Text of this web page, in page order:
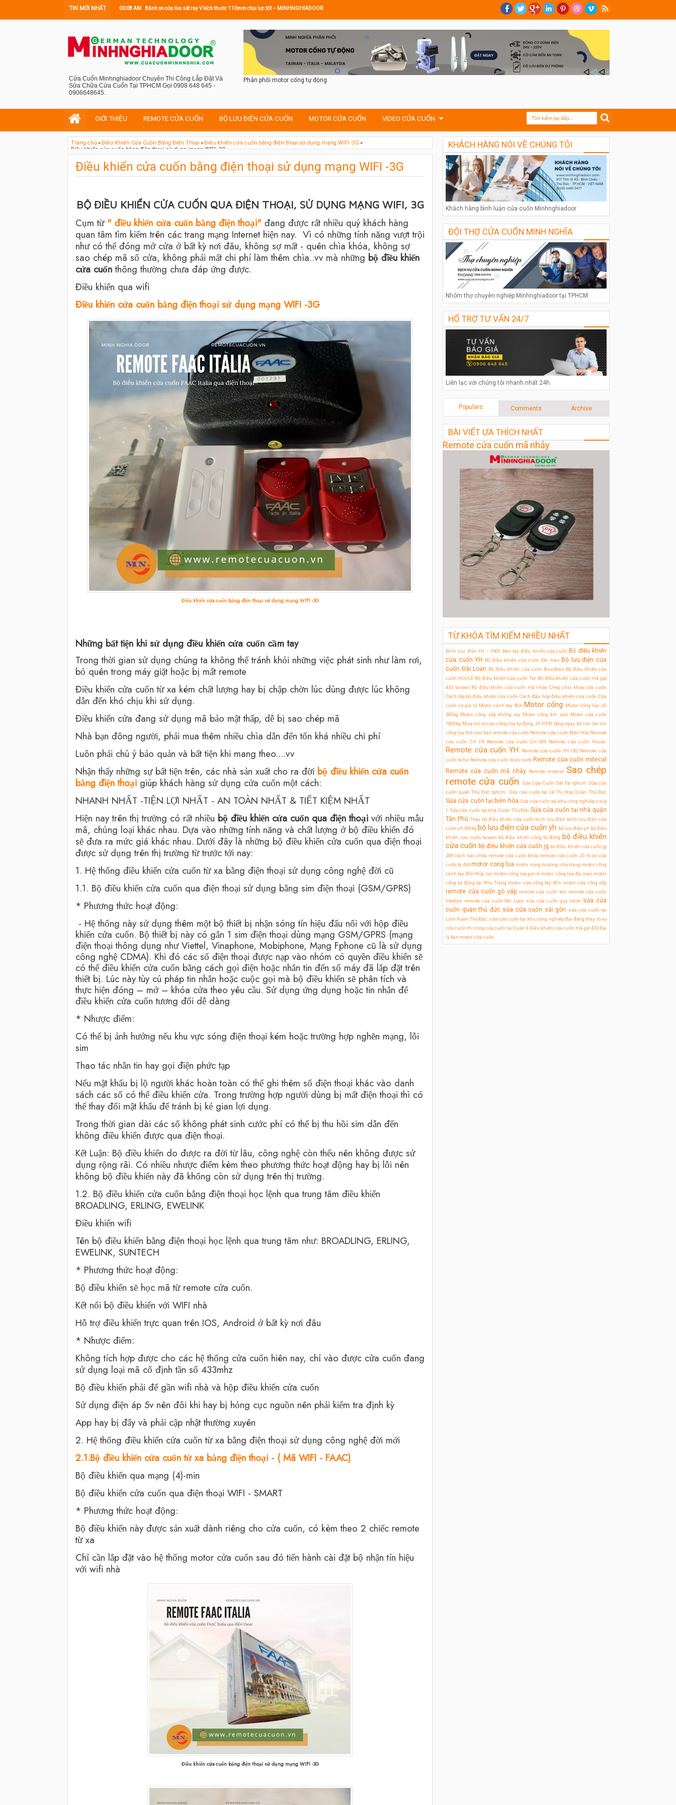
TIN MỚI NHẤT 00:08 AM Bánh xe cửa lùa sắt ray V kích thước 110mm chịu lực tốt – MINHNGHIADOOR
Cửa Cuốn Minhnghiadoor Chuyên Thi Công Lắp Đặt Và
Sửa Chữa Cửa Cuốn Tại TPHCM Gọi 0908 648 645 -
0906648645.
Phân phối motor cổng tự động
GIỚI THIỆU REMOTE CỬA CUỐN BỘ LƯU ĐIỆN CỬA CUỐN MOTOR CỬA CUỐN VIDEO CỬA CUỐN
Trang chủ»Điều Khiển Cửa Cuốn Bằng Điện Thoại »Điều khiển cửa cuốn bằng điện thoại sử dụng mạng WIFI -3G »
Điều khiển cửa cuốn bằng điện thoại sử dụng mạng WIFI -3G
Điều khiển cửa cuốn bằng điện thoại sử dụng mạng WIFI -3G
BỘ ĐIỀU KHIỂN CỬA CUỐN QUA ĐIỆN THOẠI, SỬ DỤNG MẠNG WIFI, 3G
Cụm từ " điều khiển cửa cuốn bằng điện thoại" đang được rất nhiều quý khách hàng
quan tâm tìm kiếm trên các trang mạng Internet hiện nay. Vì có những tính năng vượt trội
như có thể đóng mở cửa ở bất kỳ nơi đâu, không sợ mất - quên chìa khóa, không sợ
sao chép mã số cửa, không phải mất chi phí làm thêm chìa..vv mà những bộ điều khiển
cửa cuốnthông thường chưa đáp ứng được.
Điều khiển qua wifi
Điều khiển cửa cuốn bằng điện thoại sử dụng mạng WIFI -3G
Điều khiển cửa cuốn bằng điện thoại sử dụng mạng WIFI -3G
Những bất tiện khi sử dụng điều khiển cửa cuốn cầm tay
Trong thời gian sử dụng chúng ta không thể tránh khỏi những việc phát sinh như làm rơi,
bỏ quên trong máy giặt hoặc bị mất remote
Điều khiển cửa cuốn từ xa kém chất lượng hay bị chập chờn lúc dùng được lúc không
dẫn đến khó chịu khi sử dụng.
Điều khiển cửa đang sử dụng mã bảo mật thấp, dễ bị sao chép mã
Nhà bạn đông người, phải mua thêm nhiều chìa dẫn đến tốn khá nhiều chi phí
Luôn phải chú ý bảo quản và bất tiện khi mang theo....vv
Nhận thấy những sự bất tiện trên, các nhà sản xuất cho ra đời bộ điều khiển cửa cuốn
bằng điện thoại giúp khách hàng sử dụng cửa cuốn một cách:
NHANH NHẤT -TIỆN LỢI NHẤT - AN TOÀN NHẤT & TIẾT KIỆM NHẤT
Hiện nay trên thị trường có rất nhiều bộ điều khiển cửa cuốn qua điện thoại với nhiều mẫu
mã, chủng loại khác nhau. Dựa vào những tính năng và chất lượng ở bộ điều khiển đó
sẽ đưa ra mức giá khác nhau. Dưới đây là những bộ điều khiển cửa cuốn qua điện thoại
được sử dụng trên thị trường từ trước tới nay:
1. Hệ thống điều khiển cửa cuốn từ xa bằng điện thoại sử dụng công nghệ đời cũ
1.1. Bộ điều khiển cửa cuốn qua điện thoại sử dụng bằng sim điện thoại (GSM/GPRS)
* Phương thức hoạt động:
- Hệ thống này sử dụng thêm một bộ thiết bị nhận sóng tín hiệu đấu nối với hộp điều
khiển cửa cuốn. Bộ thiết bị này có gắn 1 sim điện thoại dùng mạng GSM/GPRS (mạng
điện thoại thông dụng như Viettel, Vinaphone, Mobiphone, Mạng Fphone cũ là sử dụng
công nghệ CDMA). Khi đó các số điện thoại được nạp vào nhóm có quyền điều khiển sẽ
có thể điều khiển cửa cuốn bằng cách gọi điện hoặc nhắn tin đến số máy đã lắp đặt trên
thiết bị. Lúc này tùy cú pháp tin nhắn hoặc cuộc gọi mà bộ điều khiển sẽ phân tích và
thực hiện đóng – mở – khóa cửa theo yêu cầu. Sử dụng ứng dụng hoặc tin nhắn để
điều khiển cửa cuốn tương đối dễ dàng
* Nhược điểm:
Có thể bị ảnh hưởng nếu khu vực sóng điện thoại kém hoặc trường hợp nghẽn mạng, lỗi
sim
Thao tác nhắn tin hay gọi điện phức tạp
Nếu mật khẩu bị lộ người khác hoàn toàn có thể ghi thêm số điện thoại khác vào danh
sách các số có thể điều khiển cửa. Trong trường hợp người dùng bị mất điện thoại thì có
thể thay đổi mật khẩu để tránh bị kẻ gian lợi dụng.
Trong thời gian dài các số không phát sinh cước phí có thể bị thu hồi sim dẫn đến
không điều khiển được qua điện thoại.
Kết Luận: Bộ điều khiển do được ra đời từ lâu, công nghệ còn thếu nên không được sử
dụng rộng rãi. Có nhiều nhược điểm kèm theo phương thức hoạt động hay bị lỗi nên
không bộ điều khiển này đã khống còn sử dụng trên thị trường.
1.2. Bộ điều khiển cửa cuốn bằng điện thoại học lệnh qua trung tâm điều khiển
BROADLING, ERLING, EWELINK
Điều khiển wifi
Tên bộ điều khiển bằng điện thoại học lệnh qua trung tâm như: BROADLING, ERLING,
EWELINK, SUNTECH
* Phương thức hoạt động:
Bộ điều khiển sẽ học mã từ remote cửa cuốn.
Kết nối bộ điều khiển với WIFI nhà
Hỗ trợ điều khiển trực quan trên IOS, Android ở bất kỳ nơi đâu
* Nhược điểm:
Không tích hợp được cho các hệ thống cửa cuốn hiên nay, chỉ vào được cửa cuốn đang
sử dụng loại mã cố định tần số 433mhz
Bộ điều khiển phải để gần wifi nhà và hộp điều khiển cửa cuốn
Sử dụng điện áp 5v nên đôi khi hay bị hỏng cục nguồn nên phải kiểm tra định kỳ
App hay bị đẩy và phải cập nhật thường xuyên
2. Hệ thống điều khiển cửa cuốn từ xa bằng điện thoại sử dụng công nghệ đời mới
2.1.Bộ điều khiển cửa cuốn từ xa bằng điện thoại - ( Mã WIFI - FAAC)
Bộ điều khiển qua mạng (4)-min
Bộ điều khiển cửa cuốn qua điện thoại WIFI - SMART
* Phương thức hoạt động:
Bộ điều khiển này được sản xuất dành riêng cho cửa cuốn, có kèm theo 2 chiếc remote
từ xa
Chỉ cần lắp đặt vào hệ thống motor cửa cuốn sau đó tiến hành cài đặt bộ nhận tín hiệu
với wifi nhà
Điều khiển cửa cuốn bằng điện thoại sử dụng mạng WIFI -3G
KHÁCH HÀNG NÓI VỀ CHÚNG TÔI
Khách hàng bình luận cửa cuốn Minhnghiadoor
ĐỘI THỢ CỬA CUỐN MINH NGHĨA
Nhóm thợ chuyên nghiệp Minhnghiadoor tại TPHCM.
HỔ TRỢ TƯ VẤN 24/7
Liên lạc với chúng tôi nhanh nhất 24h.
Populars Comments Archive
BÀI VIẾT ƯA THÍCH NHẤT
Remote cửa cuốn mã nhảy
TỪ KHÓA TÌM KIẾM NHIỀU NHẤT
Bình lưu điện YH – Y600 Bán tay điều khiển cửa cuốn Bộ điều khiển
cửa cuốn YH
Bộ điều khiển cửa cuốn Đài loan Bộ lưu điện cửa
cuốn Đài Loan Bộ điều khiển cửa cuốn Austdoor Bộ điều khiển cửa
cuốn HOULE Bộ điều khiển cửa cuốn Tec Bộ điều khiển cửa cuốn mã gạt
433 taiwan Bộ điều khiển cửa cuốn mã nhảy Chép chìa khóa cửa cuốn
Cách lắp bộ điều khiển cửa cuốn Cách đấu hộp điều khiển cửa cuốn Cửa
cuốn cơ giá rẻ Motor cánh tay đòn Motor cổng
Motor cổng lùa JG
500kg Motor cổng xếp không ray Motor cổng âm sàn Motor cửa cuốn
1000kg Mua mô tơ cửa cổng lùa tự động JG P370 tặng ngay bộ con lăn xịn
cổng lùa Nơi nào bán remote cửa cuốn Remote cửa cuốn Biên Hòa Remote
cửa cuốn CH F9
Remote cửa cuốn CH-S89 Remote cửa cuốn Houle.
Remote cửa cuốn YH Remote cửa cuốn YH-1B2 Remote cửa
cuốn bị hư Remote cửa cuốn bị vô nước Remote cửa cuốn mitecal
Remote cửa cuốn mã nhảy Remote mitecal
Sao chép
remote cửa cuốn
Sửa Cửa Cuốn Sắt Tại tphcm Sửa cửa
cuốn quận Thủ Đức tphcm.
Sửa cửa cuốn tại Lê Thị Hoa Quận Thủ Đức
Sửa cửa cuốn tại biên hòa Sửa cửa cuốn tại khu công nghiệp visip
1 Sửa cửa cuốn tại nhà Quận Thủ Đức Sửa cửa cuốn tại nhà quận
Tân Phú Thay bộ điều khiển cửa cuốn bình lưu điện bình lưu điện cửa
cuốn yh 600kg bộ lưu điện cửa cuốn yh bộ lưu điện ỵh bộ điều
khiển cửa cuốn taiwan bộ điều khiển cổng tự động
bộ điều khiển
cửa cuốn bộ điều khiển cửa cuốn jg bộ điều khiển cửa cuốn jg
208 cách sao chép remote cửa cuốn khóa remote cửa cuốn JG lò xo cửa
cuốn bị đứt motor cong lua motor cong tu dong nha trang motor cổng
cánh tay đòn thủy lực motor cổng lùa giá rẻ motor cổng lùa đài loan motor
cổng tự động tại Nha Trang motor cửa cổng tay đòn motor cửa cổng xếp
remote cửa cuốn gò vấp remote cửa cuốn ktn remote cửa cuốn
titadoor remote cửa cuốn Đài Loan sửa cửa cuốn quy nhơn sửa cửa
cuốn quận thủ đức sửa cửa cuốn sài gòn
sửa cửa cuốn tại
Linh Xuân Thủ Đức sửa cửa cuốn tại khu công nghiệp đại đăng thay lò xo
cửa cuốn thi công cửa cuốn tại Quận 9 Điều khiển cửa cuốn mã gạt 433Đại
lý bán motor cửa cuốn